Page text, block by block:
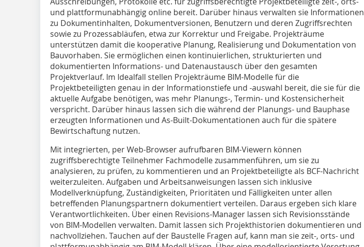
und plattformunabhängig online bereit. Darüber hinaus verwalten sie Informationen
zu Dokumentinhalten, Dokumentversionen, Benutzern und deren Zugriffsrechten
sowie zu Prozessabläufen, etwa zur Korrektur und Freigabe. Projekträume
unterstützen damit die kooperative Planung, Realisierung und Dokumentation von
Bauvorhaben. Sie ermöglichen einen kontinuierlichen, strukturierten und
dokumentierten Informations- und Datenaustausch über den gesamten
Projektverlauf. Im Idealfall stellen Projekt­räume BIM-Modelle für die
Projektbeteiligten genau in der Informationstiefe und -auswahl bereit, die sie für die
aktuelle Aufgabe benötigen, was mehr Planungs-, Termin- und Kostensicherheit
verspricht. Darüber hinaus lassen sich die während der Planungs- und Bauphase
erzeugten Informationen und As-Built-Dokumentationen auch für die spätere
Bewirtschaftung nutzen.
Mit integrierten, per Web-Browser aufrufbaren BIM-Viewern können
zugriffsberechtigte Teilnehmer Fachmodelle zusammenführen, um sie zu
analysieren, zu prüfen, zu kommentieren und an Projektbeteiligte als BCF-Nachricht
weiterzuleiten. Aufgaben und Arbeitsanweisungen lassen sich inklusive
Modellverknüpfung, Zuständigkeiten, Prioritäten und Fälligkeiten unter allen
betreffen­den Planungspartnern dokumentiert verteilen. Daraus ergeben sich klare
Verantwortlichkeiten. Über einen Revisions-Manager lassen sich Revisionsstände
von BIM-Modellen verwalten. Damit lassen sich Projekthistorien dokumentieren und
nachvollziehen. Tauchen auf der Baustelle Fragen auf, kann man sie zeit-, orts- und